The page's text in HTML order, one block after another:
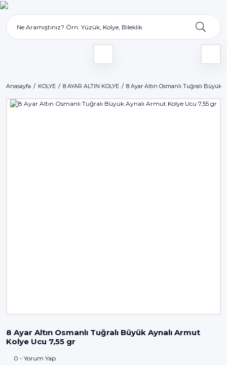
Anasayfa KOLYE 8 AYAR ALTIN KOLYE 8 Ayar Altın Osmanlı Tuğralı Büyük
8 Ayar Altın Osmanlı Tuğralı Büyük Aynalı Armut
Kolye Ucu 7,55 gr
0 - Yorum Yap